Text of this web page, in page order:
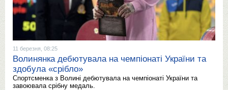
11 березня, 08:25
Волинянка дебютувала на чемпіонаті України та
здобула «срібло»
Спортсменка з Волині дебютувала на чемпіонаті України та
завоювала срібну медаль.